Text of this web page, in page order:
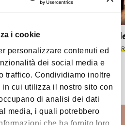
i cookie
personalizzare contenuti ed
dei social media e
traffico. Condividiamo inoltre
cui utilizza il nostro sito con
di analisi dei dati
media, i quali potrebbero
che ha fornito loro
Moderna di
Museo
PIANURA